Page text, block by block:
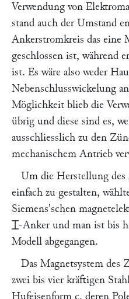
Verwendung von
stand auch der Umstand
Ankerstromkreis das eine
geschlossen ist, während
ist. Es wäre also weder
Nebenschlusswickelung
Möglichkeit blieb die
übrig und diese sind es,
ausschliesslich zu den
mechanischem Antrieb
Um die Herstellung des
einfach zu gestalten,
Siemens'schen
⌶-Anker und man ist bis
Modell abgegangen.
Das Magnetsystem des
zwei bis vier kräftigen
Hufeisenform c, deren